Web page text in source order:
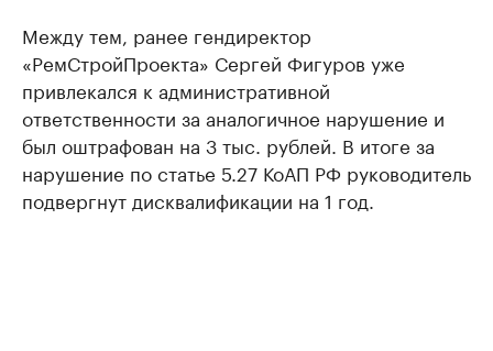
Между тем, ранее гендиректор
«РемСтройПроекта» Сергей Фигуров уже
привлекался к административной
ответственности за аналогичное нарушение и
был оштрафован на 3 тыс. рублей. В итоге за
нарушение по статье 5.27 КоАП РФ руководитель
подвергнут дисквалификации на 1 год.